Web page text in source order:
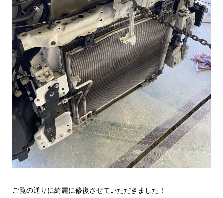
ご覧の通りに綺麗に修復させていただきました！